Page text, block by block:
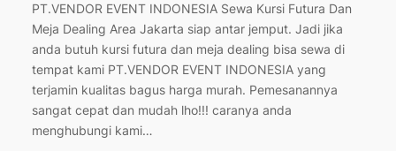
PT.VENDOR EVENT INDONESIA Sewa Kursi Futura Dan
Meja Dealing Area Jakarta siap antar jemput. Jadi jika
anda butuh kursi futura dan meja dealing bisa sewa di
tempat kami PT.VENDOR EVENT INDONESIA yang
terjamin kualitas bagus harga murah. Pemesanannya
sangat cepat dan mudah lho!!! caranya anda
menghubungi kami…